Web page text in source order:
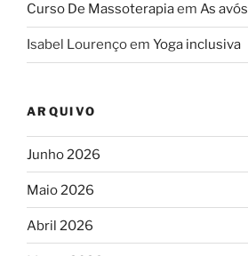
Curso De Massoterapiaem As avós
Isabel Lourençoem Yoga inclusiva
ARQUIVO
Junho 2026
Maio 2026
Abril 2026